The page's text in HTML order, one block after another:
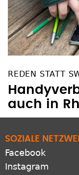
REDEN STATT
auch in
SOZIALE
Facebook
Instagram